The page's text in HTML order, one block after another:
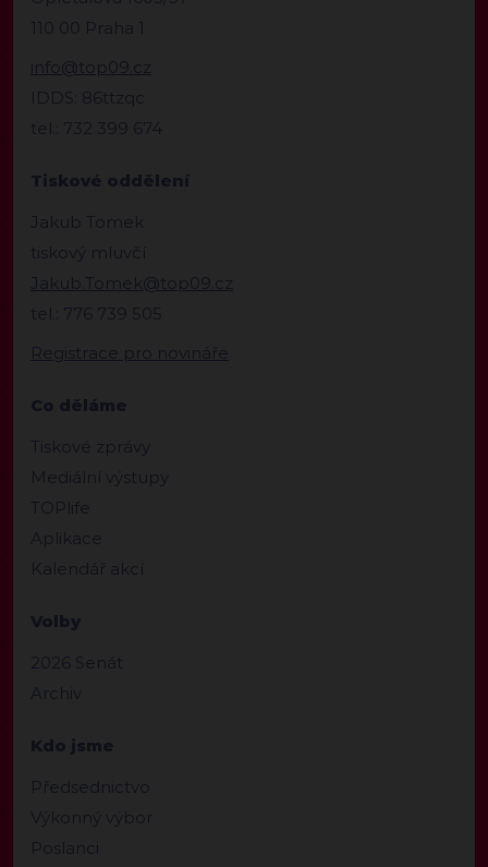
110 00 Praha 1
info@top09.cz
IDDS: 86ttzqc
tel.: 732 399 674
Tiskové oddělení
Jakub Tomek
tiskový mluvčí
Jakub.Tomek@top09.cz
tel.: 776 739 505
Registrace pro novináře
Co děláme
Tiskové zprávy
Mediální výstupy
TOPlife
Aplikace
Kalendář akcí
Volby
2026 Senát
Archiv
Kdo jsme
Předsednictvo
Výkonný výbor
Poslanci